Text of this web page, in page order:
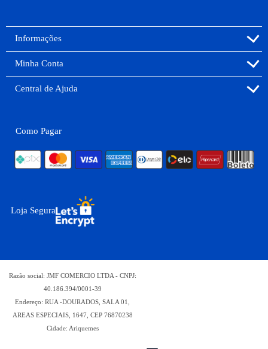
Informações
Minha Conta
Central de Ajuda
Como Pagar
Loja Segura
Razão social: JMF COMERCIO LTDA - CNPJ:
40.186.394/0001-39
Endereço: RUA -DOURADOS, SALA 01,
AREAS ESPECIAIS, 1647, CEP 76870238
Cidade: Ariquemes